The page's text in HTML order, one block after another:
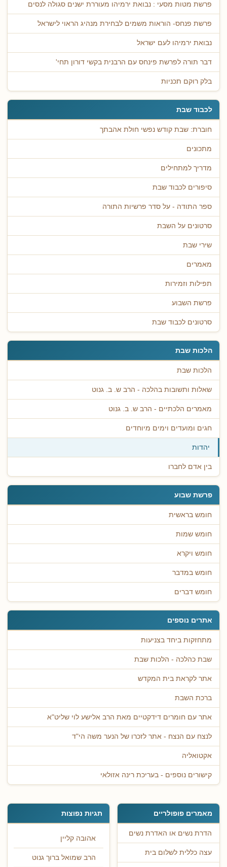
פרשת מטות מסעי : נבואת ירמיהו מעוררת ישנים סגולה לנסים
פרשת פנחס- הוראות משמים לבחירת מנהיג הראוי לישראל
נבואת ירמיהו לעם ישראל
דבר תורה לפרשת פינחס עם הרבנית בקשי דורון תחי'
בלק רוקם תכניות
לכבוד שבת
חוברת: שבת קודש נפשי חולת אהבתך
מתכונים
מדריך למתחילים
סיפורים לכבוד שבת
ספר התודה - על סדר פרשיות התורה
סרטונים על השבת
שירי שבת
מאמרים
תפילות וזמירות
פרשת השבוע
סרטונים לכבוד שבת
הלכות שבת
הלכות שבת
שאלות ותשובות בהלכה - הרב ש. ב. גנוט
מאמרים הלכתיים - הרב ש. ב. גנוט
חגים ומועדים וימים מיוחדים
יהדות
בין אדם לחברו
פרשת שבוע
חומש בראשית
חומש שמות
חומש ויקרא
חומש במדבר
חומש דברים
אתרים נוספים
מתחזקות ביחד בצניעות
שבת כהלכה - הלכות שבת
אתר לקראת בית המקדש
ברכת השבת
אתר עם חומרים דידקטיים מאת הרב אלישע לוי שליט"א
לנצח עם הנצח - אתר לזכרו של הנער משה הי"ד
אקטואליה
קישורים נוספים - בעריכת רינה אזולאי
מאמרים פופולריים
הדרת נשים או האדרת נשים
עצה כללית לשלום בית
תגיות נפוצות
אהובה קליין
הרב שמואל ברוך גנוט